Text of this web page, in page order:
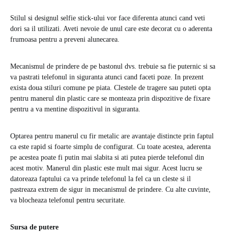
Stilul si designul selfie stick-ului vor face diferenta atunci cand veti
dori sa il utilizati. Aveti nevoie de unul care este decorat cu o aderenta
frumoasa pentru a preveni alunecarea.
Mecanismul de prindere de pe bastonul dvs. trebuie sa fie puternic si sa
va pastrati telefonul in siguranta atunci cand faceti poze. In prezent
exista doua stiluri comune pe piata. Clestele de tragere sau puteti opta
pentru manerul din plastic care se monteaza prin dispozitive de fixare
pentru a va mentine dispozitivul in siguranta.
Optarea pentru manerul cu fir metalic are avantaje distincte prin faptul
ca este rapid si foarte simplu de configurat. Cu toate acestea, aderenta
pe acestea poate fi putin mai slabita si ati putea pierde telefonul din
acest motiv. Manerul din plastic este mult mai sigur. Acest lucru se
datoreaza faptului ca va prinde telefonul la fel ca un cleste si il
pastreaza extrem de sigur in mecanismul de prindere. Cu alte cuvinte,
va blocheaza telefonul pentru securitate.
Sursa de putere